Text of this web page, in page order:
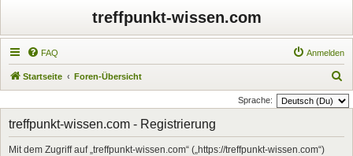
treffpunkt-wissen.com
FAQ Anmelden
Startseite Foren-Übersicht
u
Sprache:
treffpunkt-wissen.com - Registrierung
Mit dem Zugriff auf „treffpunkt-wissen.com“ („https://treffpunkt-wissen.com“)